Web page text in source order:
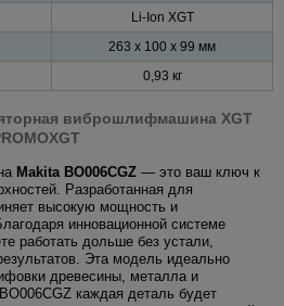
Li-Ion XGT
263 x 100 x 99 мм
0,93 кг
виброшлифмашина XGT
Makita BO006CGZ — это ваш ключ к
Разработанная для
высокую мощность и
инновационной системе
работать дольше без устали,
Эта модель идеально
древесины, металла и
каждая деталь будет